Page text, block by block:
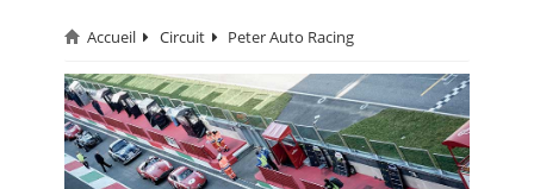
CIRCUIT
RALLYE
MONTAGNE
Accueil Circuit Peter Auto Racing